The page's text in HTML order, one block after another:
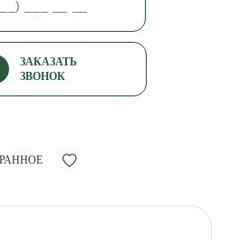
ЗАКАЗАТЬ
ЗВОНОК